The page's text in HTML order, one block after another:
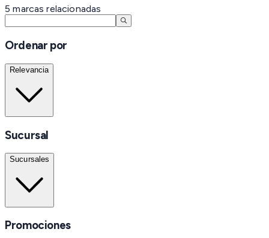
5 marcas relacionadas
Ordenar por
Relevancia
Sucursal
Sucursales
Promociones